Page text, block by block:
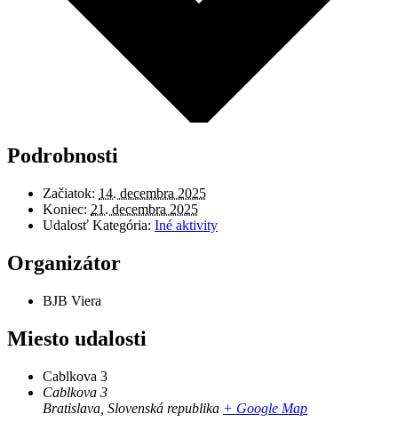
Podrobnosti
Začiatok: 14. decembra 2025
Koniec: 21. decembra 2025
Udalosť Kategória: Iné aktivity
Organizátor
BJB Viera
Miesto udalosti
Cablkova 3
Cablkova 3
Bratislava Slovenská republika + Google Map